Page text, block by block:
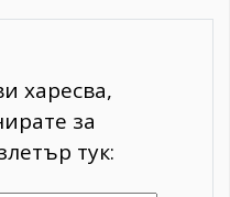
харесва,
за
тук: